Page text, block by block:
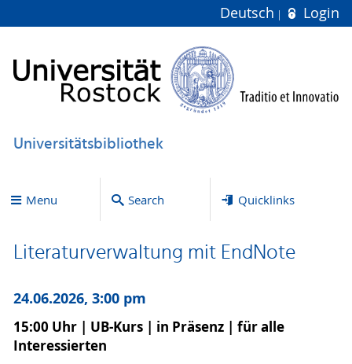
Deutsch Login
Universitätsbibliothek
Menu Search Quicklinks
Literaturverwaltung mit EndNote
24.06.2026, 3:00 pm
15:00 Uhr | UB-Kurs | in Präsenz | für alle
Interessierten